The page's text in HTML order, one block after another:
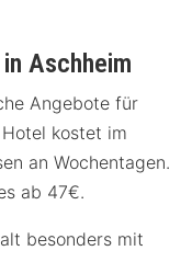
Aschheim
Angebote für
kostet im
an Wochentagen.
ab 47€.
besonders mit